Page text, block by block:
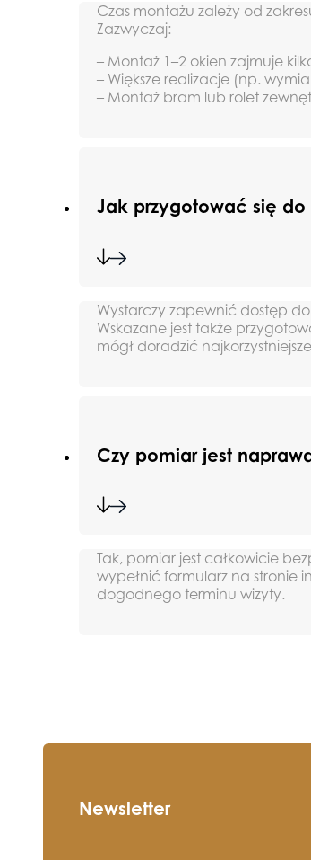
Czas montażu zależy od
Zazwyczaj:
– Montaż 1–2 okien zajmuje
– Większe realizacje (np.
– Montaż bram lub rolet
Jak przygotować się
Wystarczy zapewnić dostęp
Wskazane jest także
mógł doradzić
Czy pomiar jest
Tak, pomiar jest całkowicie
wypełnić formularz na stronie
dogodnego terminu wizyty.
Newsletter